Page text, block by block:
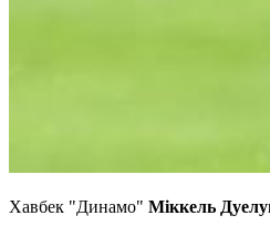
Хавбек "Динамо" Міккель